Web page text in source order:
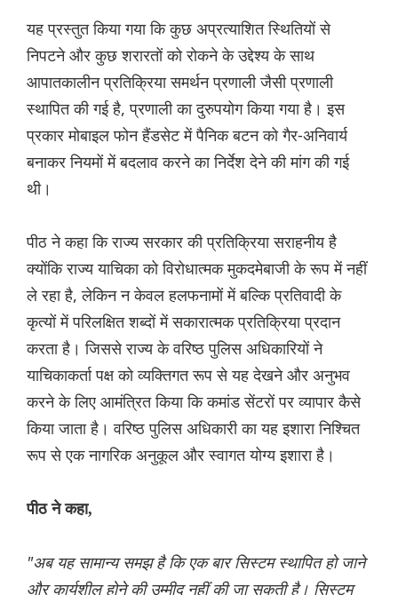
यह प्रस्तुत किया गया कि कुछ अप्रत्याशित स्थितियों से
निपटने और कुछ शरारतों को रोकने के उद्देश्य के साथ
आपातकालीन प्रतिक्रिया समर्थन प्रणाली जैसी प्रणाली
स्थापित की गई है, प्रणाली का दुरुपयोग किया गया है। इस
प्रकार मोबाइल फोन हैंडसेट में पैनिक बटन को गैर-अनिवार्य
बनाकर नियमों में बदलाव करने का निर्देश देने की मांग की गई
थी।
पीठ ने कहा कि राज्य सरकार की प्रतिक्रिया सराहनीय है
क्योंकि राज्य याचिका को विरोधात्मक मुकदमेबाजी के रूप में नहीं
ले रहा है, लेकिन न केवल हलफनामों में बल्कि प्रतिवादी के
कृत्यों में परिलक्षित शब्दों में सकारात्मक प्रतिक्रिया प्रदान
करता है। जिससे राज्य के वरिष्ठ पुलिस अधिकारियों ने
याचिकाकर्ता पक्ष को व्यक्तिगत रूप से यह देखने और अनुभव
करने के लिए आमंत्रित किया कि कमांड सेंटरों पर व्यापार कैसे
किया जाता है। वरिष्ठ पुलिस अधिकारी का यह इशारा निश्चित
रूप से एक नागरिक अनुकूल और स्वागत योग्य इशारा है।
पीठ ने कहा,
"अब यह सामान्य समझ है कि एक बार सिस्टम स्थापित हो जाने
और कार्यशील होने की उम्मीद नहीं की जा सकती है। सिस्टम